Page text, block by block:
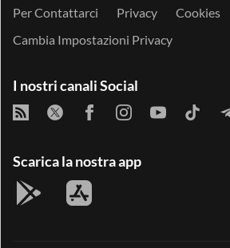
Per Contattarci Privacy Cookies
Cambia Impostazioni Privacy
I nostri canali Social
Scarica la nostra app